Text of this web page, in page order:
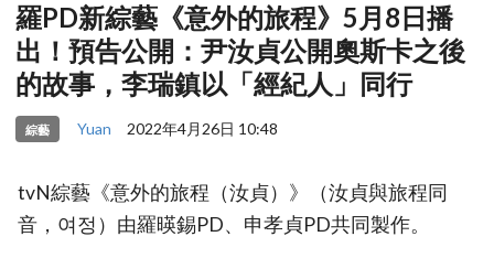
羅PD新綜藝《意外的旅程》5月8日播
出！預告公開：尹汝貞公開奧斯卡之後
的故事，李瑞鎮以「經紀人」同行
綜藝 Yuan 2022年4月26日 10:48
tvN綜藝《意外的旅程（汝貞）》（汝貞與旅程同
音，여정）由羅暎錫PD、申孝貞PD共同製作。